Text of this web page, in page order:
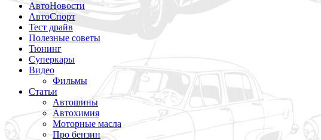
АвтоНовости
АвтоСпорт
Тест драйв
Полезные советы
Тюнинг
Суперкары
Видео
Фильмы
Статьи
Автошины
Автохимия
Моторные масла
Про бензин